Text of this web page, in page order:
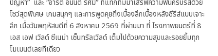
ปัญหา” และ “อาร์ต อนันต์ รัศมี” ที่แท็กทีมมาเสิร์ฟความฟินครบรสด้วย
โชว์สุดพิเศษ เกมสนุกๆ และการพูดคุยถึงเบื้องลึกเบื้องหลังซีรีส์แบบเจาะ
ลึก เมื่อวันพฤหัสบดีที่ 6 สิงหาคม 2569 ที่ผ่านมา ที่ โรงภาพยนตร์ที่ 8
เอส เอฟ เวิลด์ ซีเนม่า เซ็นทรัลเวิลด์ เต็มไปด้วยความสุขและรอยยิ้มทุก
โมเมนต์เลยทีเดียว